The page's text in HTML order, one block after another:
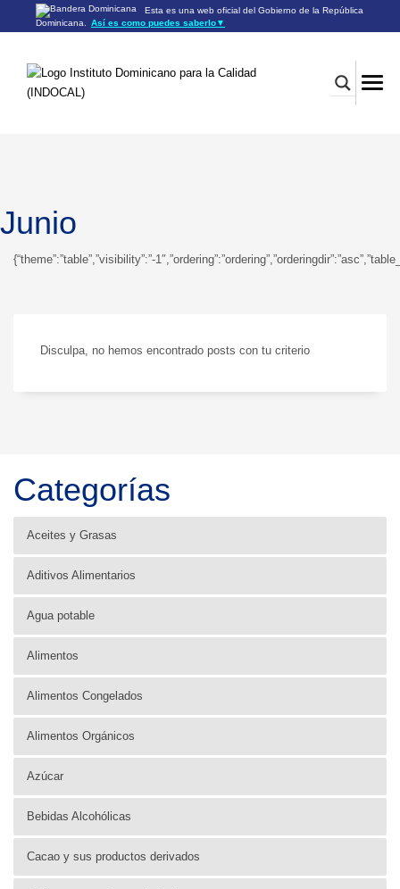
Esta es una web oficial del Gobierno de la República
Dominicana.
Así es como puedes saberlo▼
Los sitios web oficiales utilizan .gob.do o .gov.do
Los sitios web oficiales .gob.do o .gov.do seguros utilizan
HTTPS
Junio
{“theme”:”table”,”visibility”:”-
Disculpa, no hemos encontrado posts con tu criterio
Categorías
Aceites y Grasas
Aditivos Alimentarios
Agua potable
Alimentos
Alimentos Congelados
Alimentos Orgánicos
Azúcar
Bebidas Alcohólicas
Cacao y sus productos derivados